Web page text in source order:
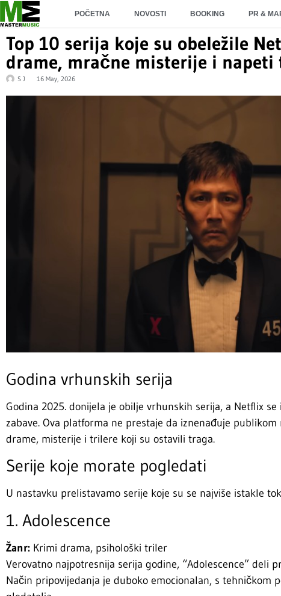
POČETNA NOVOSTI BOOKING PR &
Top 10 serija koje su obeležile
drame, mračne misterije i
S J 16 May, 2026
Godina vrhunskih serija
Godina 2025. donijela je obilje vrhunskih serija, a Netflix
zabave. Ova platforma ne prestaje da iznenađuje
drame, misterije i trilere koji su ostavili traga.
Serije koje morate pogledati
U nastavku prelistavamo serije koje su se najviše istakle
1. Adolescence
Žanr: Krimi drama, psihološki triler
Verovatno najpotresnija serija godine, “Adolescence” deli
Način pripovijedanja je duboko emocionalan, s tehničkom